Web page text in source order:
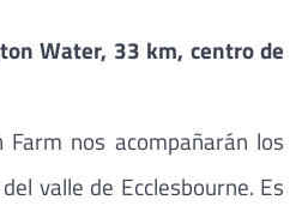
Water, 33 km, centro de
Farm nos acompañarán los
valle de Ecclesbourne. Es